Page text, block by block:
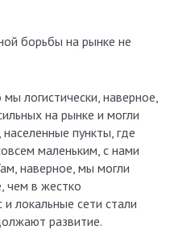
борьбы на рынке не
логистически, наверное,
на рынке и могли
пункты, где
маленьким, с нами
наверное, мы могли
чем в жестко
и локальные сети стали
развитие.